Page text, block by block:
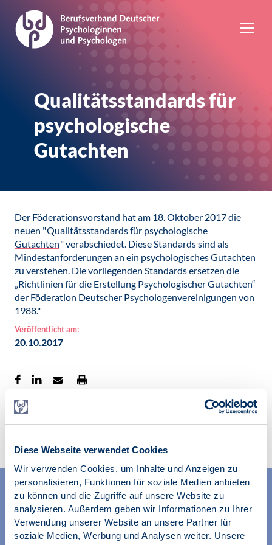
Diese Webseite verwendet Cookies
Wir verwenden Cookies, um Inhalte und Anzeigen zu
personalisieren, Funktionen für soziale Medien anbieten
zu können und die Zugriffe auf unsere Website zu
analysieren. Außerdem geben wir Informationen zu Ihrer
Verwendung unserer Website an unsere Partner für
soziale Medien, Werbung und Analysen weiter. Unsere
Qualitätsstandards für
psychologische
Gutachten
Der Föderationsvorstand hat am 18. Oktober 2017 die
neuen "Qualitätsstandards für psychologische
Gutachten" verabschiedet. Diese Standards sind als
Mindestanforderungen an ein psychologisches Gutachten
zu verstehen. Die vorliegenden Standards ersetzen die
„Richtlinien für die Erstellung Psychologischer Gutachten“
der Föderation Deutscher Psychologenvereinigungen von
1988."
Veröffentlicht am:
20.10.2017